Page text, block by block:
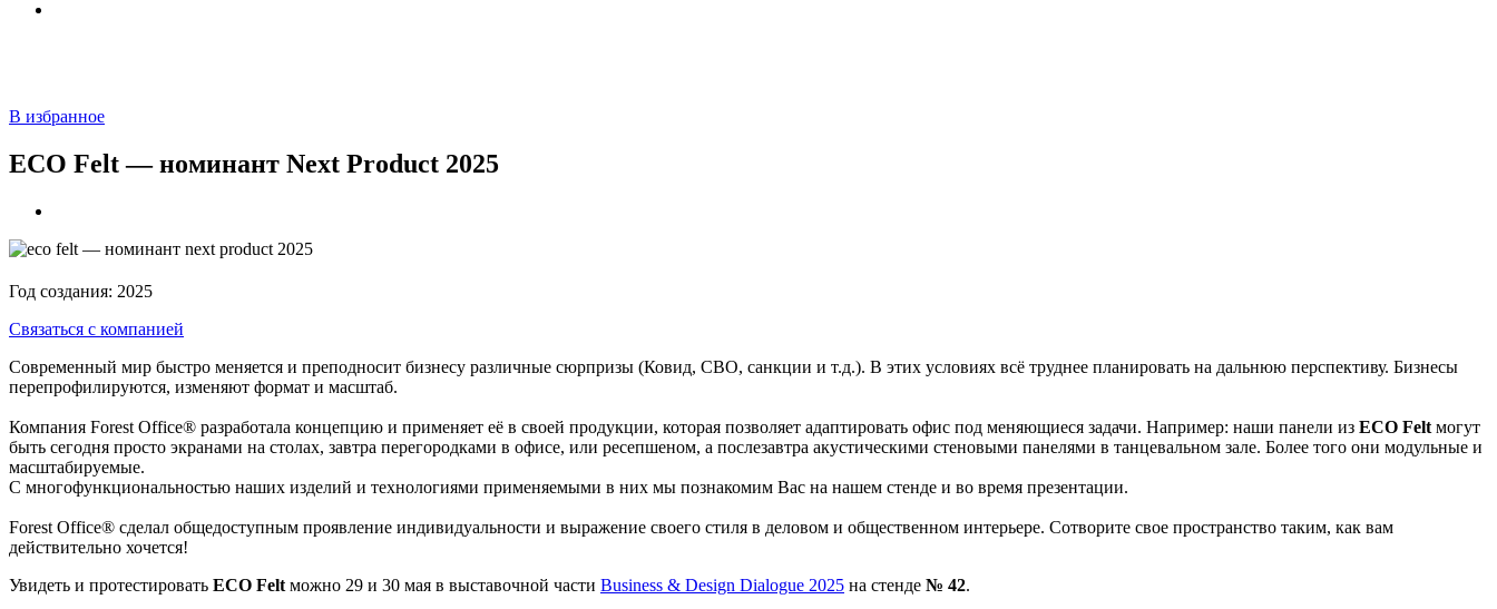
В избранное
ECO Felt — номинант Next Product 2025
Год создания: 2025
Связаться с компанией
Современный мир быстро меняется и преподносит бизнесу различные сюрпризы (Ковид, СВО, санкции и т.д.). В этих условиях всё труднее планировать на дальнюю перспективу. Бизнесы
перепрофилируются, изменяют формат и масштаб.
Компания Forest Office® разработала концепцию и применяет её в своей продукции, которая позволяет адаптировать офис под меняющиеся задачи. Например: наши панели из ECO Felt могут
быть сегодня просто экранами на столах, завтра перегородками в офисе, или ресепшеном, а послезавтра акустическими стеновыми панелями в танцевальном зале. Более того они модульные и
масштабируемые.
С многофункциональностью наших изделий и технологиями применяемыми в них мы познакомим Вас на нашем стенде и во время презентации.
Forest Office® сделал общедоступным проявление индивидуальности и выражение своего стиля в деловом и общественном интерьере. Сотворите свое пространство таким, как вам
действительно хочется!
Увидеть и протестировать ECO Felt можно 29 и 30 мая в выставочной части Business & Design Dialogue 2025 на стенде № 42.